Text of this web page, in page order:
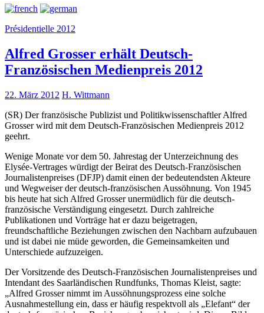
Présidentielle 2012
Alfred Grosser erhält Deutsch-
Französischen Medienpreis 2012
22. März 2012 H. Wittmann
(SR) Der französische Publizist und Politikwissenschaftler Alfred
Grosser wird mit dem Deutsch-Französischen Medienpreis 2012
geehrt.
Wenige Monate vor dem 50. Jahrestag der Unterzeichnung des
Elysée-Vertrages würdigt der Beirat des Deutsch-Französischen
Journalistenpreises (DFJP) damit einen der bedeutendsten Akteure
und Wegweiser der deutsch-französischen Aussöhnung. Von 1945
bis heute hat sich Alfred Grosser unermüdlich für die deutsch-
französische Verständigung eingesetzt. Durch zahlreiche
Publikationen und Vorträge hat er dazu beigetragen,
freundschaftliche Beziehungen zwischen den Nachbarn aufzubauen
und ist dabei nie müde geworden, die Gemeinsamkeiten und
Unterschiede aufzuzeigen.
Der Vorsitzende des Deutsch-Französischen Journalistenpreises und
Intendant des Saarländischen Rundfunks, Thomas Kleist, sagte:
„Alfred Grosser nimmt im Aussöhnungsprozess eine solche
Ausnahmestellung ein, dass er häufig respektvoll als „Elefant“ der